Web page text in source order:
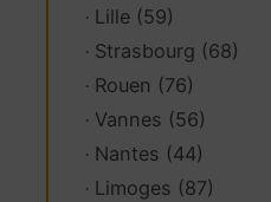
· Lille (59)
· Strasbourg (68)
· Rouen (76)
· Vannes (56)
· Nantes (44)
· Limoges (87)